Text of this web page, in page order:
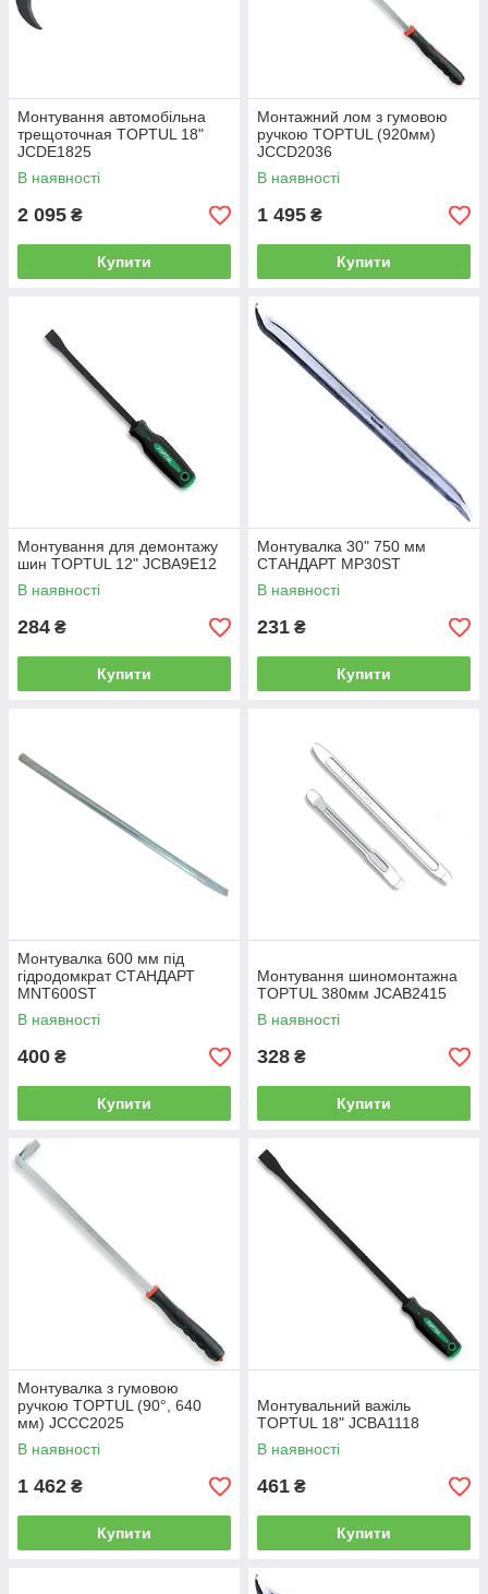
Монтування автомобільна
трещоточная TOPTUL 18"
JCDE1825
В наявності
2 095 ₴
Купити
Монтажний лом з гумовою
ручкою TOPTUL (920мм)
JCCD2036
В наявності
1 495 ₴
Купити
Монтування для демонтажу
шин TOPTUL 12" JCBA9E12
В наявності
284 ₴
Купити
Монтувалка 30" 750 мм
СТАНДАРТ MP30ST
В наявності
231 ₴
Купити
Монтувалка 600 мм під
гідродомкрат СТАНДАРТ
MNT600ST
В наявності
400 ₴
Купити
Монтування шиномонтажна
TOPTUL 380мм JCAB2415
В наявності
328 ₴
Купити
Монтувалка з гумовою
ручкою TOPTUL (90°, 640
мм) JCCC2025
В наявності
1 462 ₴
Купити
Монтувальний важіль
TOPTUL 18" JCBA1118
В наявності
461 ₴
Купити